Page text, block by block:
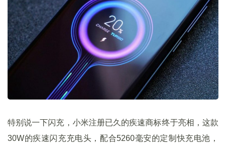
特别说一下闪充，小米注册已久的疾速商标终于亮相，这款
30W的疾速闪充充电头，配合5260毫安的定制快充电池，